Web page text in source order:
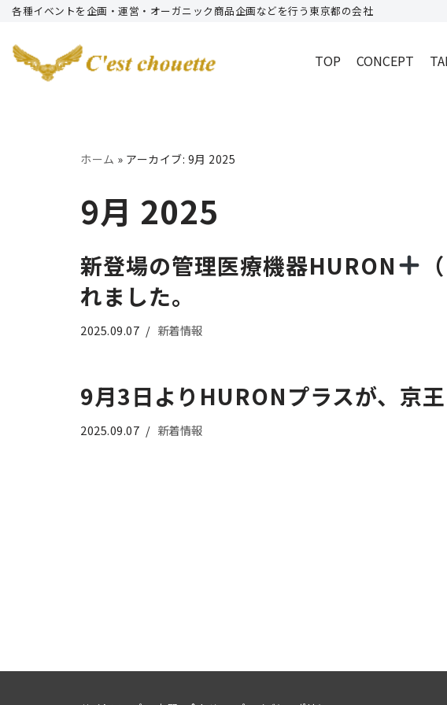
コ
ン
各種イベントを企画・運営・オーガニック商品企画などを行う東京都の会社
TOP CONCEPT
ホーム » アーカイブ: 9月 2025
9月 2025
新登場の管理医療機器HURON
れました。
2025.09.07 新着情報
9月3日よりHURONプラスが、京
2025.09.07 新着情報